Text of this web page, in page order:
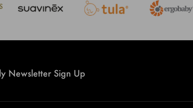
Newsletter Sign Up